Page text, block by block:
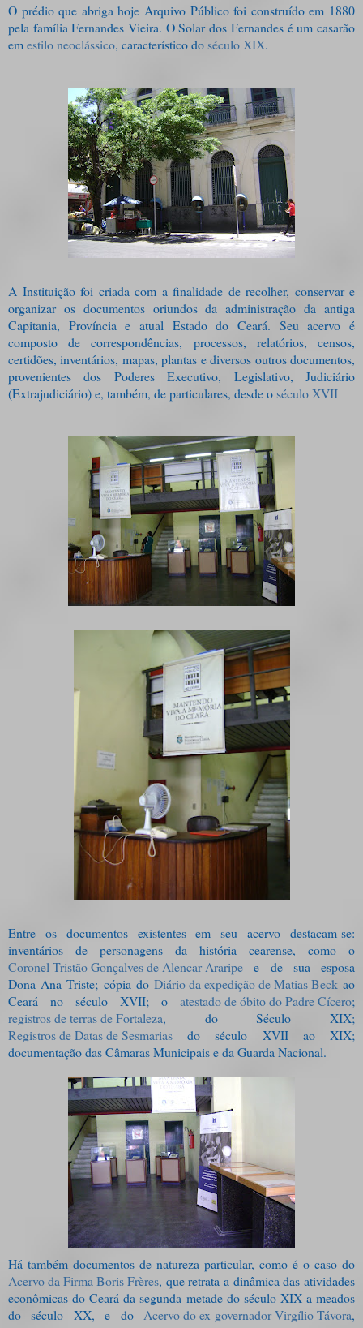
O prédio que abriga hoje Arquivo Público foi construído em 1880
pela família Fernandes Vieira. O Solar dos Fernandes é um casarão
emestilo neoclássico, característico doséculo XIX.
A Instituição foi criada com a finalidade de recolher, conservar e
organizar os documentos oriundos da administração da antiga
Capitania, Província e atual Estado do Ceará. Seu acervo é
composto de correspondências, processos, relatórios, censos,
certidões, inventários, mapas, plantas e diversos outros documentos,
provenientes dos Poderes Executivo, Legislativo, Judiciário
(Extrajudiciário) e, também, de particulares, desde oséculo XVII
Entre os documentos existentes em seu acervo destacam-se:
inventários de personagens da história cearense, como o
Coronel Tristão Gonçalves de Alencar Araripe e de sua esposa
Dona Ana Triste; cópia do Diário da expedição de Matias Beck ao
Ceará no século XVII; o atestado de óbito do Padre Cícero;
registros de terras de Fortaleza, do Século XIX;
Registros de Datas de Sesmarias do século XVII ao XIX;
documentação das Câmaras Municipais e da Guarda Nacional.
Há também documentos de natureza particular, como é o caso do
Acervo da Firma Boris Frères, que retrata a dinâmica das atividades
econômicas do Ceará da segunda metade do século XIX a meados
do século XX, e do Acervo do ex-governador Virgílio Távora,